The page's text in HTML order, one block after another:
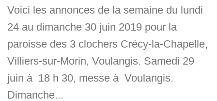
Voici les annonces de la semaine du lundi
24 au dimanche 30 juin 2019 pour la
paroisse des 3 clochers Crécy-la-Chapelle,
Villiers-sur-Morin, Voulangis. Samedi 29
juin à 18 h 30, messe à Voulangis.
Dimanche...